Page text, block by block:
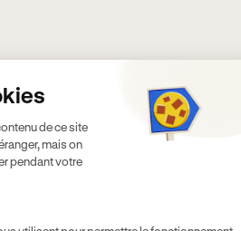
du
de ce site
mais on
pendant votre